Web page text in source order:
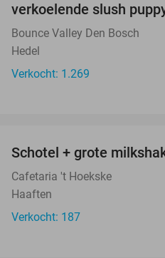
verkoelende slush
Bounce Valley Den Bosch
Hedel
Verkocht: 1.269
Schotel + grote
Cafetaria 't Hoekske
Haaften
Verkocht: 187